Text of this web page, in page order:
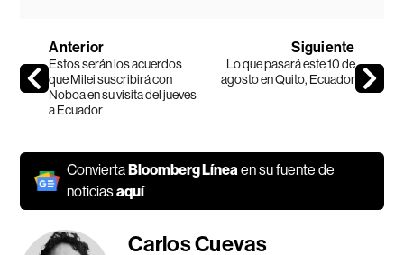
Anterior
Estos serán los acuerdos
que Milei suscribirá con
Noboa en su visita del jueves
a Ecuador
Siguiente
Lo que pasará este 10 de
agosto en Quito, Ecuador
ConviertaBloomberg Líneaen su fuente de
noticiasaquí
Carlos Cuevas